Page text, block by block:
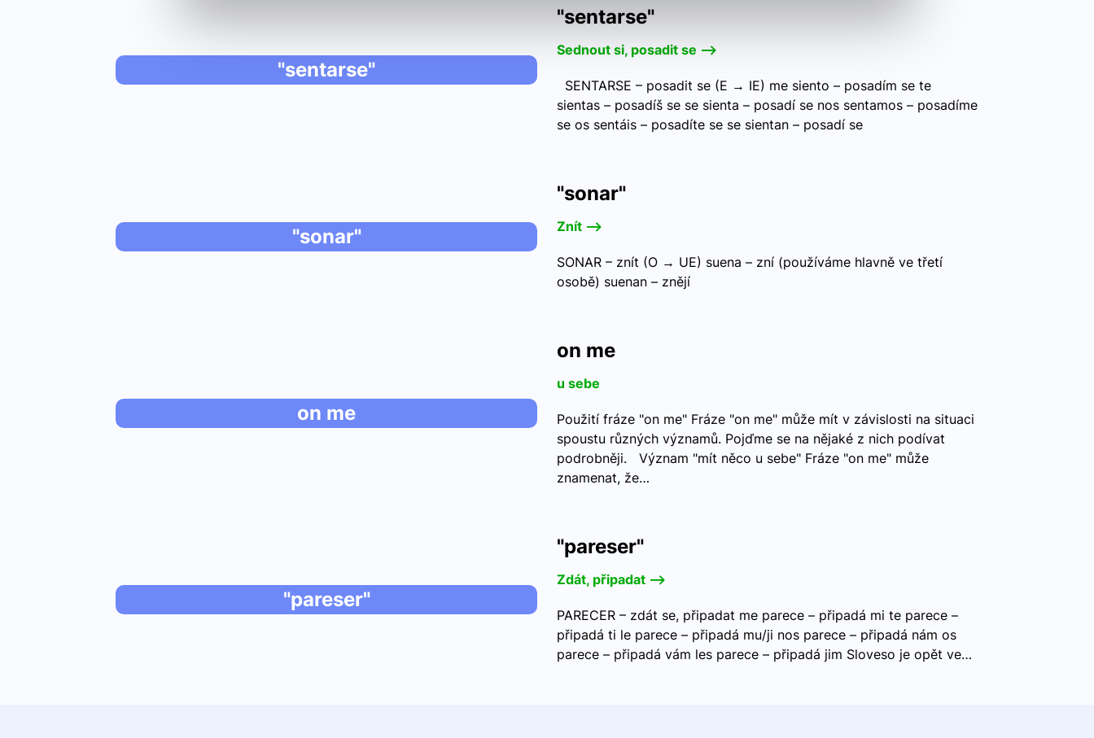
"sentarse"
"sentarse"
Sednout si, posadit se -->
SENTARSE – posadit se (E → IE) me siento – posadím se te
sientas – posadíš se se sienta – posadí se nos sentamos – posadíme
se os sentáis – posadíte se se sientan – posadí se
"sonar"
"sonar"
Znít -->
SONAR – znít (O → UE) suena – zní (používáme hlavně ve třetí
osobě) suenan – znějí
on me
on me
u sebe
Použití fráze "on me" Fráze "on me" může mít v závislosti na situaci
spoustu různých významů. Pojďme se na nějaké z nich podívat
podrobněji. Význam "mít něco u sebe" Fráze "on me" může
znamenat, že…
"pareser"
"pareser"
Zdát, připadat -->
PARECER – zdát se, připadat me parece – připadá mi te parece –
připadá ti le parece – připadá mu/ji nos parece – připadá nám os
parece – připadá vám les parece – připadá jim Sloveso je opět ve…